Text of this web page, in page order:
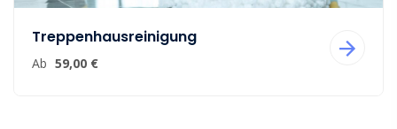
Treppenhausreinigung
Ab 59,00 €